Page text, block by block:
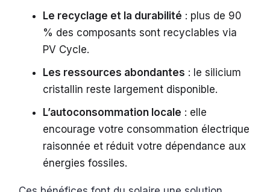
Le recyclage et la durabilité : plus de 90
% des composants sont recyclables via
PV Cycle.
Les ressources abondantes : le silicium
cristallin reste largement disponible.
L’autoconsommation locale : elle
encourage votre consommation électrique
raisonnée et réduit votre dépendance aux
énergies fossiles.